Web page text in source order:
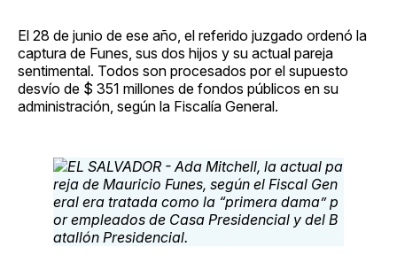
El 28 de junio de ese año, el referido juzgado ordenó la
captura de Funes, sus dos hijos y su actual pareja
sentimental. Todos son procesados por el supuesto
desvío de $ 351 millones de fondos públicos en su
administración, según la Fiscalía General.